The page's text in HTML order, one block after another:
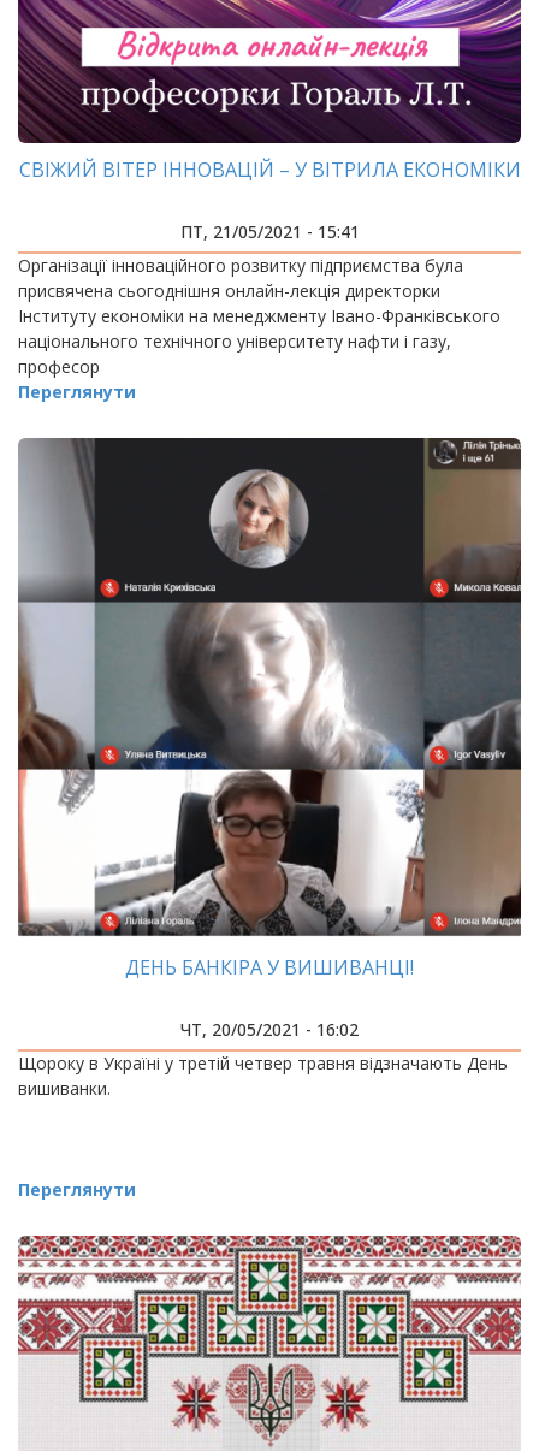
СВІЖИЙ ВІТЕР ІННОВАЦІЙ – У ВІТРИЛА ЕКОНОМІКИ
ПТ, 21/05/2021 - 15:41
Організації інноваційного розвитку підприємства була
присвячена сьогоднішня онлайн-лекція директорки
Інституту економіки на менеджменту Івано-Франківського
національного технічного університету нафти і газу,
професор
Переглянути
ДЕНЬ БАНКІРА У ВИШИВАНЦІ!
ЧТ, 20/05/2021 - 16:02
Щороку в Україні у третій четвер травня відзначають День
вишиванки.
Переглянути